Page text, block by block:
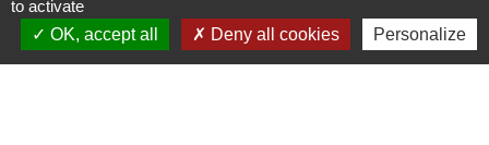
Commune de Froissy
1 Rue de Provinlieu
to activate
OK, accept all
Deny all cookies Personalize